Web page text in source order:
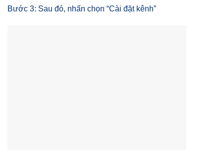
Bước 3: Sau đó, nhấn chọn “Cài đặt kênh”